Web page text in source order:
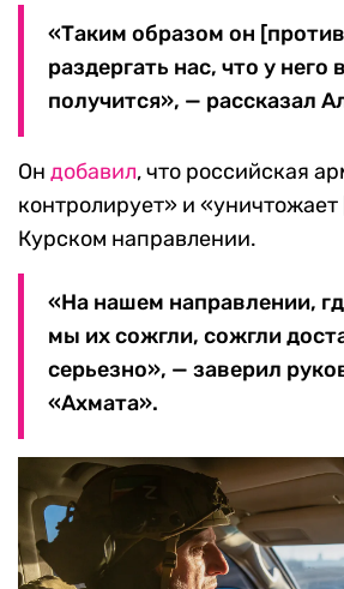
«Таким образом он
раздергать нас, что у него
получится», — рассказал
Он добавил, что российская
контролирует» и
Курском направлении.
«На нашем направлении,
мы их сожгли, сожгли
серьезно», — заверил
«Ахмата».